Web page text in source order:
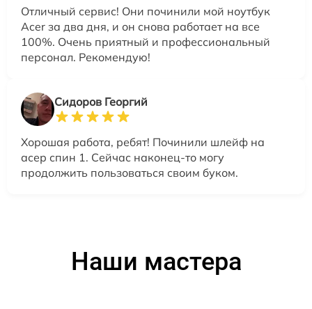
Отличный сервис! Они починили мой ноутбук
Acer за два дня, и он снова работает на все
100%. Очень приятный и профессиональный
персонал. Рекомендую!
Сидоров Георгий
Хорошая работа, ребят! Починили шлейф на
асер спин 1. Сейчас наконец-то могу
продолжить пользоваться своим буком.
Наши мастера